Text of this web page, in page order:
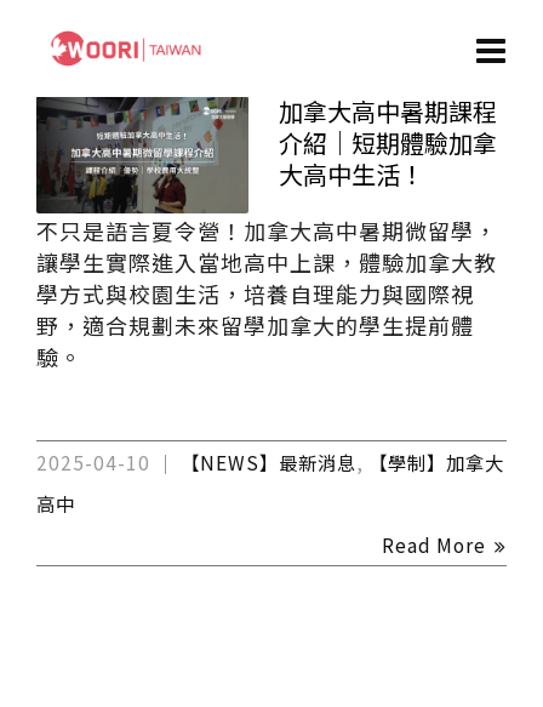
加拿大高中暑期課程
介紹｜短期體驗加拿
大高中生活！
不只是語言夏令營！加拿大高中暑期微留學，
讓學生實際進入當地高中上課，體驗加拿大教
學方式與校園生活，培養自理能力與國際視
野，適合規劃未來留學加拿大的學生提前體
驗。
2025-04-10 【NEWS】最新消息,
【學制】加拿大
高中
Read More